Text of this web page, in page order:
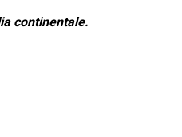
continentale.